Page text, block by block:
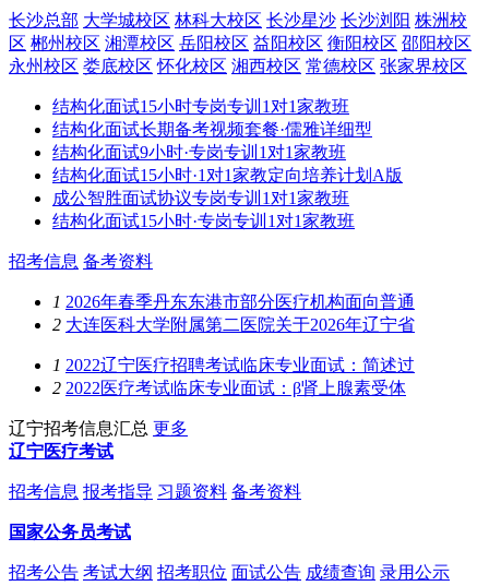
长沙总部 大学城校区 林科大校区 长沙星沙 长沙浏阳 株洲校
区 郴州校区 湘潭校区 岳阳校区 益阳校区 衡阳校区 邵阳校区
永州校区 娄底校区 怀化校区 湘西校区 常德校区 张家界校区
结构化面试15小时专岗专训1对1家教班
结构化面试长期备考视频套餐·儒雅详细型
结构化面试9小时·专岗专训1对1家教班
结构化面试15小时·1对1家教定向培养计划A版
成公智胜面试协议专岗专训1对1家教班
结构化面试15小时·专岗专训1对1家教班
招考信息 备考资料
1 2026年春季丹东东港市部分医疗机构面向普通
2 大连医科大学附属第二医院关于2026年辽宁省
1 2022辽宁医疗招聘考试临床专业面试：简述过
2 2022医疗考试临床专业面试：β肾上腺素受体
辽宁招考信息汇总 更多
辽宁医疗考试
招考信息 报考指导 习题资料 备考资料
国家公务员考试
招考公告 考试大纲 招考职位 面试公告 成绩查询 录用公示